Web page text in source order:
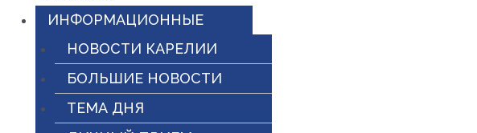
ИНФОРМАЦИОННЫЕ
НОВОСТИ КАРЕЛИИ
БОЛЬШИЕ НОВОСТИ
ТЕМА ДНЯ